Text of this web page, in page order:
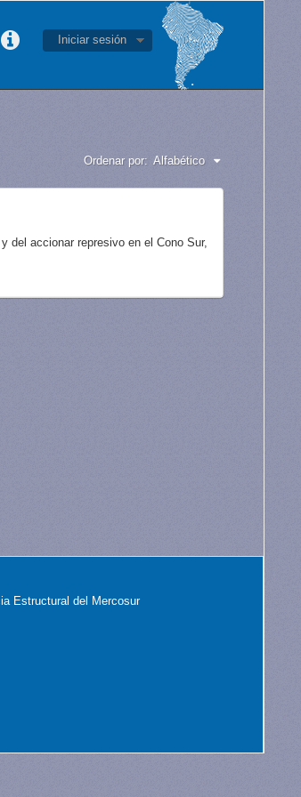
Iniciar sesión
Ordenar por: Alfabético
del accionar represivo en el Cono Sur,
Estructural del Mercosur